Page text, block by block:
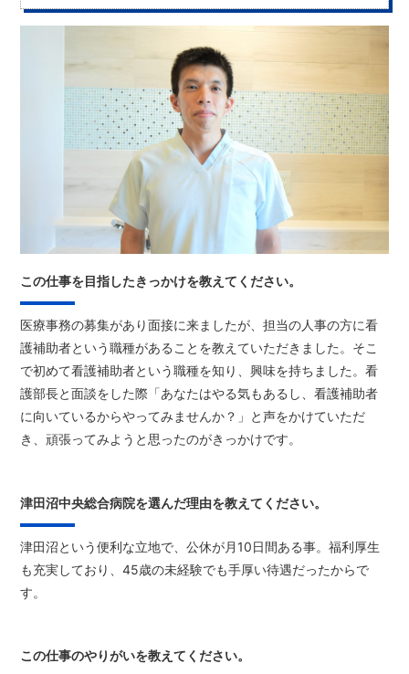
この仕事を目指したきっかけを教えてください。
医療事務の募集があり面接に来ましたが、担当の人事の方に看
護補助者という職種があることを教えていただきました。そこ
で初めて看護補助者という職種を知り、興味を持ちました。看
護部長と面談をした際「あなたはやる気もあるし、看護補助者
に向いているからやってみませんか？」と声をかけていただ
き、頑張ってみようと思ったのがきっかけです。
津田沼中央総合病院を選んだ理由を教えてください。
津田沼という便利な立地で、公休が月10日間ある事。福利厚生
も充実しており、45歳の未経験でも手厚い待遇だったからで
す。
この仕事のやりがいを教えてください。